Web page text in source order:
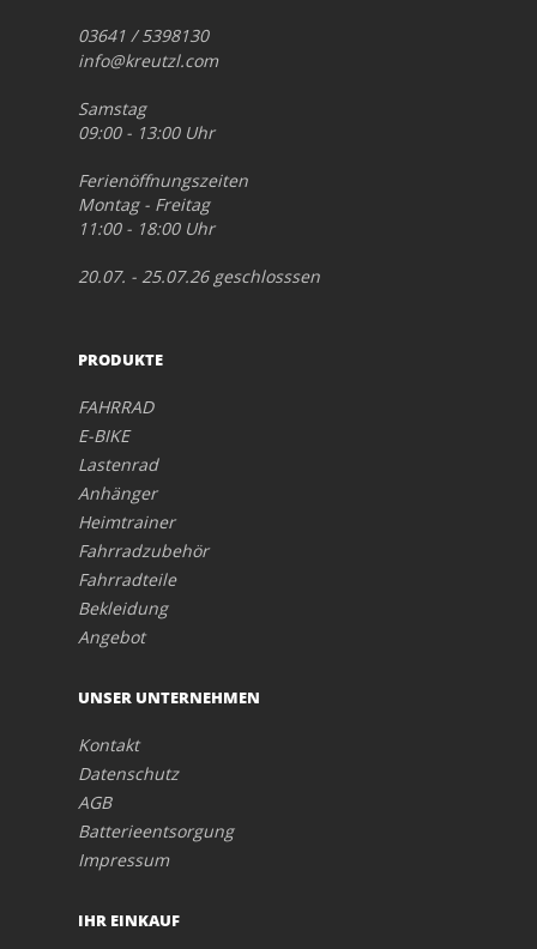
03641 / 5398130
info@kreutzl.com
Samstag
09:00 - 13:00 Uhr
Ferienöffnungszeiten
Montag - Freitag
11:00 - 18:00 Uhr
20.07. - 25.07.26 geschlosssen
PRODUKTE
FAHRRAD
E-BIKE
Lastenrad
Anhänger
Heimtrainer
Fahrradzubehör
Fahrradteile
Bekleidung
Angebot
UNSER UNTERNEHMEN
Kontakt
Datenschutz
AGB
Batterieentsorgung
Impressum
IHR EINKAUF